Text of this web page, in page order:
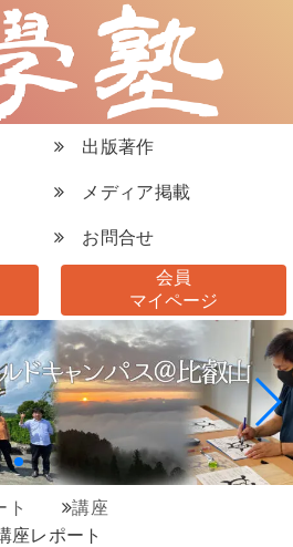
出版著作
メディア掲載
お問合せ
会員
マイページ
ト
講座
座レポート